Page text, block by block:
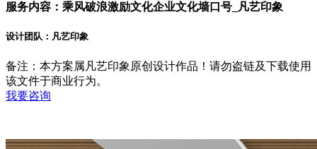
服务内容：乘风破浪激励文化企业文化墙口号_凡艺印象
设计团队：凡艺印象
备注：本方案属凡艺印象原创设计作品！请勿盗链及下载使用
该文件于商业行为。
我要咨询